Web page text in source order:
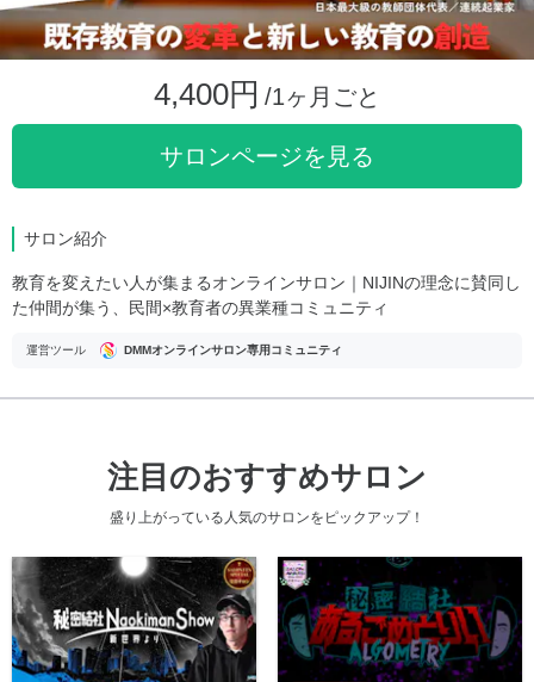
4,400円 /1ヶ月ごと
サロンページを見る
サロン紹介
教育を変えたい人が集まるオンラインサロン｜NIJINの理念に賛同し
た仲間が集う、民間×教育者の異業種コミュニティ
運営ツール DMMオンラインサロン専用コミュニティ
注目のおすすめサロン
盛り上がっている人気のサロンをピックアップ！